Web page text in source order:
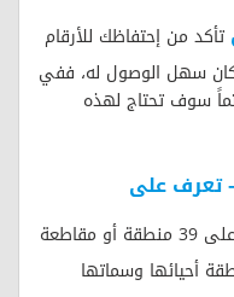
تأكد من إحتفاظك للأرقام
سهل الوصول له، ففي
سوف تحتاج لهذه
تعرف على
تحتوي اسطنبول على 39 منطقة أو مقاطعة
أحيائها وسماتها